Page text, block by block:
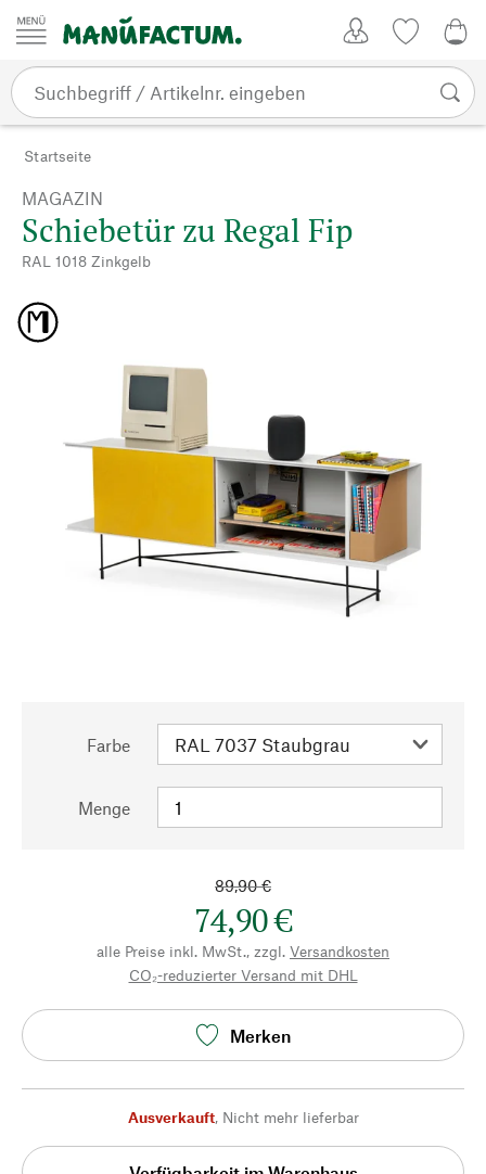
Zum Inhalt springen
Startseite
MAGAZIN
Schiebetür zu Regal Fip
RAL 1018 Zinkgelb
Farbe
Menge
89,90 €
74,90 €
alle Preise inkl. MwSt., zzgl. Versandkosten
CO₂-reduzierter Versand mit DHL
Merken
Ausverkauft, Nicht mehr lieferbar